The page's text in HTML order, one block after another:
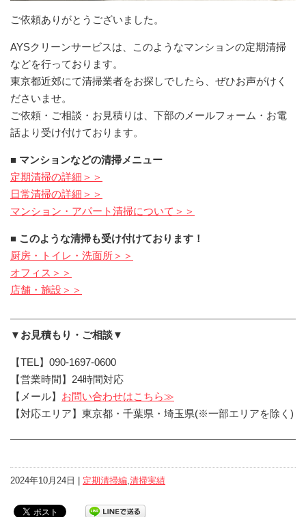
ご依頼ありがとうございました。
AYSクリーンサービスは、このようなマンションの定期清掃
などを行っております。
東京都近郊にて清掃業者をお探しでしたら、ぜひお声がけく
ださいませ。
ご依頼・ご相談・お見積りは、下部のメールフォーム・お電
話より受け付けております。
■ マンションなどの清掃メニュー
定期清掃の詳細＞＞
日常清掃の詳細＞＞
マンション・アパート清掃について＞＞
■ このような清掃も受け付けております！
厨房・トイレ・洗面所＞＞
オフィス＞＞
店舗・施設＞＞
▼お見積もり・ご相談▼
【TEL】090-1697-0600
【営業時間】24時間対応
【メール】 お問い合わせはこちら≫
【対応エリア】東京都・千葉県・埼玉県(※一部エリアを除く)
2024年10月24日 | 定期清掃編 清掃実績